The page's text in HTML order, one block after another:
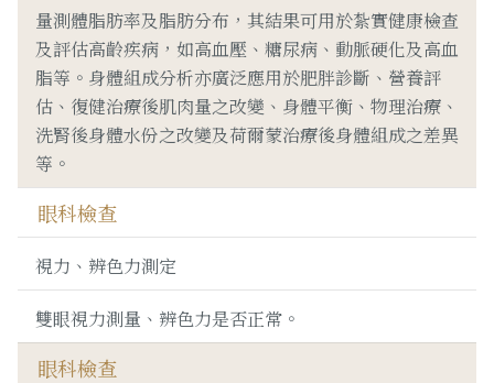
量測體脂肪率及脂肪分布，其結果可用於紮實健康檢查
及評估高齡疾病，如高血壓、糖尿病、動脈硬化及高血
脂等。身體組成分析亦廣泛應用於肥胖診斷、營養評
估、復健治療後肌肉量之改變、身體平衡、物理治療、
洗腎後身體水份之改變及荷爾蒙治療後身體組成之差異
等。
眼科檢查
視力、辨色力測定
雙眼視力測量、辨色力是否正常。
眼科檢查